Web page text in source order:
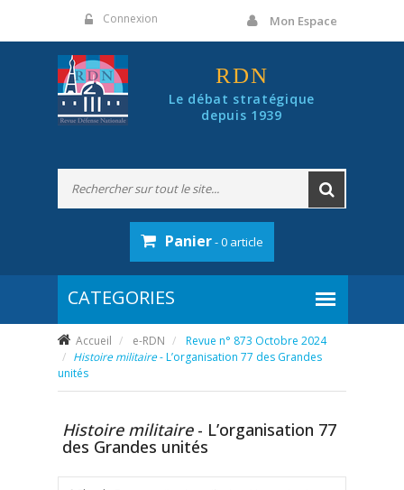
Connexion Mon Espace
RDN
Le débat stratégique
depuis 1939
Panier- 0 article
Accueil e-RDN
Revue n° 873 Octobre 2024
Histoire militaire- L’organisation 77 des Grandes
unités
Histoire militaire- L’organisation 77
des Grandes unités